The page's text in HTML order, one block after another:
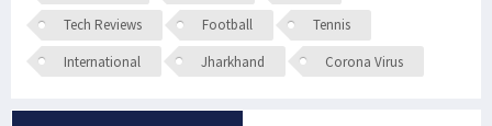
Tech Reviews
Football
Tennis
International
Jharkhand Corona Virus